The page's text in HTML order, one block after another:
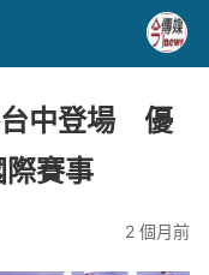
中登場 優
賽事
2 個月前